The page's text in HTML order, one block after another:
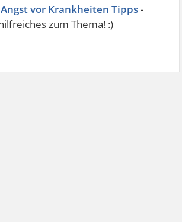
Angst vor Krankheiten Tipps